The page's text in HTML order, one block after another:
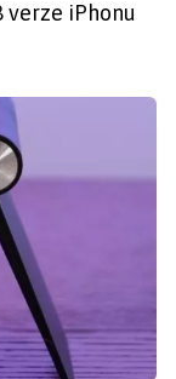
verze iPhonu